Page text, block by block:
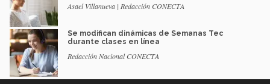
Asael Villanueva | Redacción CONECTA
Se modifican dinámicas de Semanas Tec
durante clases en línea
Redacción Nacional CONECTA